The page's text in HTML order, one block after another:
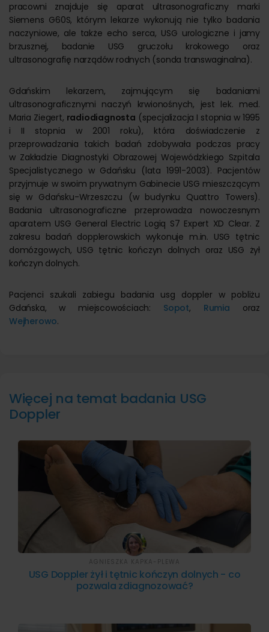
pracowni znajduje się aparat ultrasonograficzny marki
Siemens G60S, którym lekarze wykonują nie tylko badania
naczyniowe, ale także echo serca, USG urologiczne i jamy
brzusznej, badanie USG gruczołu krokowego oraz
ultrasonografię narządów rodnych (sonda transwaginalna).
Gdańskim lekarzem, zajmującym się badaniami
ultrasonograficznymi naczyń krwionośnych, jest lek. med.
Maria Ziegert, radiodiagnosta (specjalizacja I stopnia w 1995
i II stopnia w 2001 roku), która doświadczenie z
przeprowadzania takich badań zdobywała podczas pracy
w Zakładzie Diagnostyki Obrazowej Wojewódzkiego Szpitala
Specjalistycznego w Gdańsku (lata 1991-2003). Pacjentów
przyjmuje w swoim prywatnym Gabinecie USG mieszczącym
się w Gdańsku-Wrzeszczu (w budynku Quattro Towers).
Badania ultrasonograficzne przeprowadza nowoczesnym
aparatem USG General Electric Logiq S7 Expert XD Clear. Z
zakresu badań dopplerowskich wykonuje m.in. USG tętnic
domózgowych, USG tętnic kończyn dolnych oraz USG żył
kończyn dolnych.
Pacjenci szukali zabiegu badania usg doppler w pobliżu
Gdańska, w miejscowościach: Sopot, Rumia oraz
Wejherowo.
Więcej na temat badania USG
Doppler
USG Doppler żył i tętnic kończyn dolnych - co
pozwala zdiagnozować?
AGNIESZKA KAPKA-PLEWA